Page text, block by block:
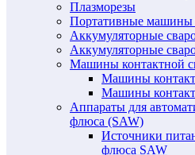
Плазморезы
Портативные машины
Аккумуляторные
Аккумуляторные
Машины контактной
Машины
Машины
Аппараты для
флюса (SAW)
Источники
флюса SAW